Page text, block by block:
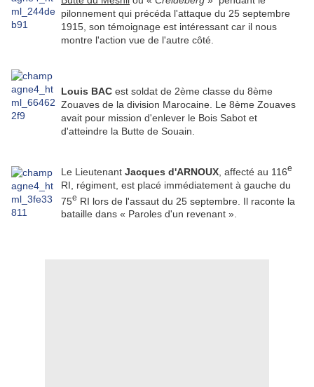
pilonnement qui précéda l'attaque du 25 septembre
1915, son témoignage est intéressant car il nous
montre l'action vue de l'autre côté.
Louis BAC est soldat de 2ème classe du 8ème
Zouaves de la division Marocaine. Le 8ème Zouaves
avait pour mission d'enlever le Bois Sabot et
d'atteindre la Butte de Souain.
Le Lieutenant Jacques d'ARNOUX , affecté au 116e
RI, régiment, est placé immédiatement à gauche du
75e RI lors de l'assaut du 25 septembre. Il raconte la
bataille dans « Paroles d'un revenant ».